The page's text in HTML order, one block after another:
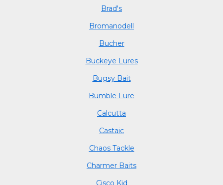
Brad's
Bromanodell
Bucher
Buckeye Lures
Bugsy Bait
Bumble Lure
Calcutta
Castaic
Chaos Tackle
Charmer Baits
Cisco Kid